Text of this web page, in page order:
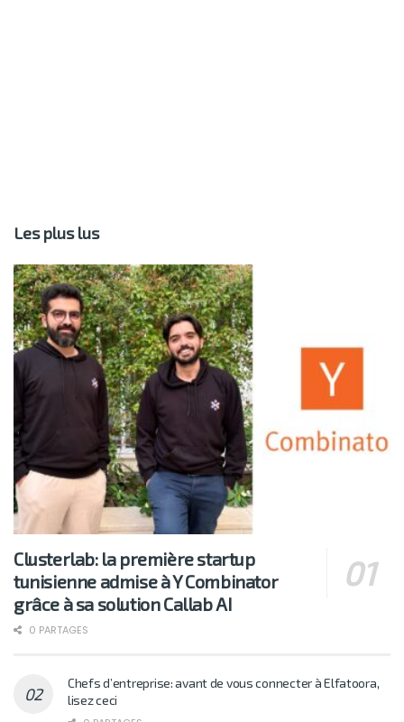
Les plus lus
Clusterlab: la première startup
tunisienne admise à Y Combinator
grâce à sa solution Callab AI
0 PARTAGES
Chefs d’entreprise: avant de vous connecter à Elfatoora,
lisez ceci